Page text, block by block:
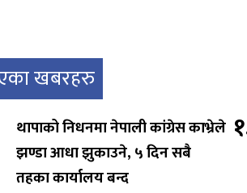
खबरहरु
थापाको निधनमा नेपाली कांग्रेस काभ्रेले
झण्डा आधा झुकाउने, ५ दिन सबै
तहका कार्यालय बन्द